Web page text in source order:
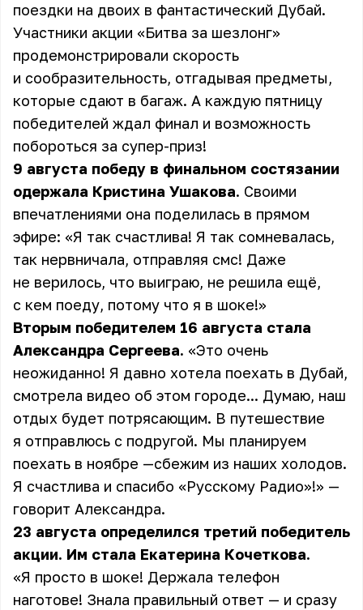
поездки на двоих в фантастический Дубай.
Участники акции «Битва за шезлонг»
продемонстрировали скорость
и сообразительность, отгадывая предметы,
которые сдают в багаж. А каждую пятницу
победителей ждал финал и возможность
побороться за супер-приз!
9 августа победу в финальном состязании
одержала Кристина Ушакова. Своими
впечатлениями она поделилась в прямом
эфире: «Я так счастлива! Я так сомневалась,
так нервничала, отправляя смс! Даже
не верилось, что выиграю, не решила ещё,
с кем поеду, потому что я в шоке!»
Вторым победителем 16 августа стала
Александра Сергеева. «Это очень
неожиданно! Я давно хотела поехать в Дубай,
смотрела видео об этом городе... Думаю, наш
отдых будет потрясающим. В путешествие
я отправлюсь с подругой. Мы планируем
поехать в ноябре —сбежим из наших холодов.
Я счастлива и спасибо «Русскому Радио»!» —
говорит Александра.
23 августа определился третий победитель
акции. Им стала Екатерина Кочеткова.
«Я просто в шоке! Держала телефон
наготове! Знала правильный ответ — и сразу